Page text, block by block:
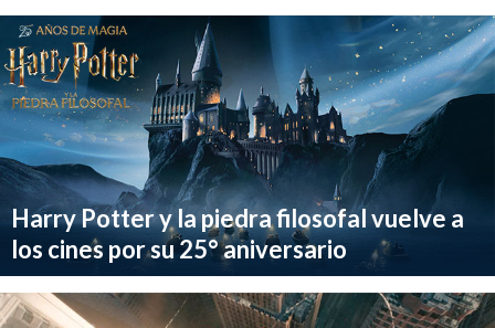
Harry Potter y la piedra filosofal vuelve a
los cines por su 25° aniversario